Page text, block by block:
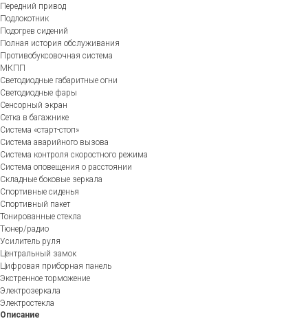
Передний привод
Подлокотник
Подогрев сидений
Полная история обслуживания
Противобуксовочная система
МКПП
Светодиодные габаритные огни
Светодиодные фары
Сенсорный экран
Сетка в багажнике
Система «старт-стоп»
Система аварийного вызова
Система контроля скоростного режима
Система оповещения о расстоянии
Складные боковые зеркала
Спортивные сиденья
Спортивный пакет
Тонированные стекла
Тюнер/радио
Усилитель руля
Центральный замок
Цифровая приборная панель
Экстренное торможение
Электрозеркала
Электростекла
Описание